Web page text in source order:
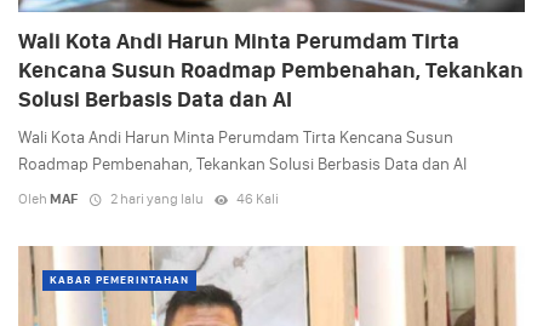
Wali Kota Andi Harun Minta Perumdam Tirta
Kencana Susun Roadmap Pembenahan, Tekankan
Solusi Berbasis Data dan AI
Wali Kota Andi Harun Minta Perumdam Tirta Kencana Susun
Roadmap Pembenahan, Tekankan Solusi Berbasis Data dan AI
Oleh MAF 2 hari yang lalu 46 Kali
KABAR PEMERINTAHAN